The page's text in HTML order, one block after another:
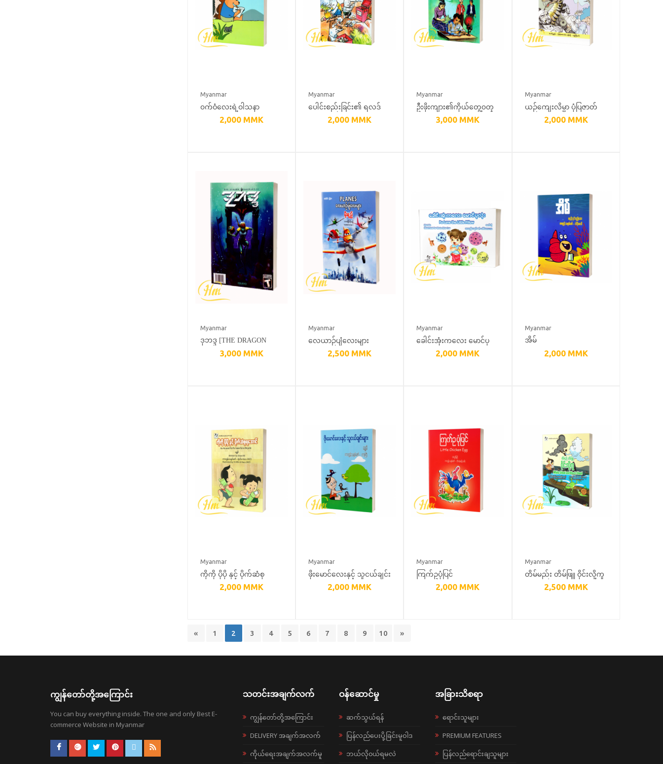
Myanmar
၀က်ဝံလေးရဲ့ဝါသနာ
2,000 MMK
Myanmar
ပေါင်းစည်းခြင်း၏ ရလဒ်
2,000 MMK
Myanmar
ဦးဖိုးကျား၏ကိုယ်တွေ့၀တ္
ထုများ -၁(ရုပ်ပြ)
3,000 MMK
Myanmar
ယဉ်ကျေးလိမ္မာ ပုံပြဇာတ်
တော်များ (၂)
2,000 MMK
Myanmar
ဒုဘဒ္ဒ [THE DRAGON
TRIBE (PART-1)]
3,000 MMK
Myanmar
လေယာဉ်ပျံလေးများ
2,500 MMK
Myanmar
ခေါင်းအုံးကလေး မောင်ပု
2,000 MMK
Myanmar
အိမ်
2,000 MMK
Myanmar
ကိုကို ပိုပို နှင့် ပိုက်ဆံစု
ရအောင်2,000 MMK
Myanmar
ဖိုးမောင်လေးနှင့် သူငယ်ချင်း
2,000 MMK
Myanmar
ကြက်ဥပုံပြင်
2,000 MMK
Myanmar
တိမ်မည်း တိမ်ဖြူ ဝိုင်းလို့ကူ
2,500 MMK
« 1 2 3 4 5 6 7 8 9 10 »
ကျွန်တော်တို့အကြောင်း
You can buy everything inside. The one and only Best E-
commerce Website in Myanmar
သတင်းအချက်လက်
ကျွန်တော်တို့အကြောင်း
DELIVERY အချက်အလက်
ကိုယ်ရေးအချက်အလက်မူ
ဝန်ဆောင်မှု
ဆက်သွယ်ရန်
ပြန်လည်ပေးပို့ခြင်းမူဝါဒ
ဘယ်လို၀ယ်ရမလဲ
အခြားသိစရာ
ရောင်းသူများ
PREMIUM FEATURES
ပြန်လည်ရောင်းချသူများ